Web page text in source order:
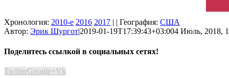
Хронология: 2010-е 2016 2017 | | География: США
Автор: Эрик Шургот|2019-01-19T17:39:43+03:004 Июль, 2018,
Поделитесь ссылкой в социальных сетях!
TwitterGoogle+Vk